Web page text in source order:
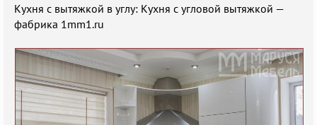
Кухня с вытяжкой в углу: Кухня с угловой вытяжкой —
фабрика 1mm1.ru